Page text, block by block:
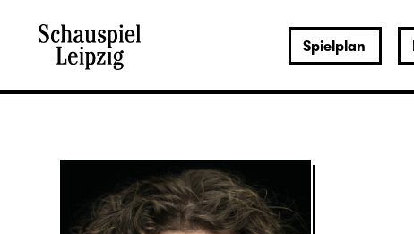
Spielplan